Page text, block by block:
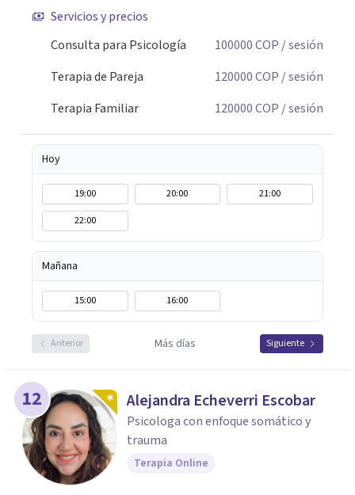
historia personal, familiar o de pareja y promover
cambios que favorezcan el bienestar emocional y
comprenderse, transformarse y construir relaciones más
conscientes y saludables. Te espero para acompañarte en
Servicios y precios
Consulta para Psicología
100000COP / sesión
Terapia de Pareja
120000COP / sesión
Terapia Familiar
120000COP / sesión
Hoy
19:00 20:00
21:00
22:00
Mañana
15:00 16:00
Anterior Más días Siguiente
12 Alejandra Echeverri Escobar
Psicologa con enfoque somático y
trauma
Terapia Online